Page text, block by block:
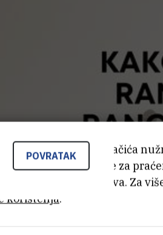
POVRATAK
Neki od tih kolačića
dok se drugi koriste za
korisničkog iskustva. Za
korištenja.